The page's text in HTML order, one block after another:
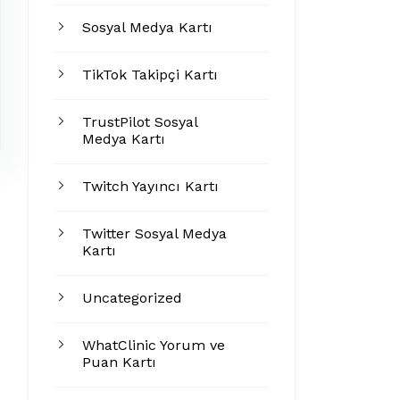
Sosyal Medya Kartı
TikTok Takipçi Kartı
TrustPilot Sosyal
Medya Kartı
Twitch Yayıncı Kartı
Twitter Sosyal Medya
Kartı
Uncategorized
WhatClinic Yorum ve
Puan Kartı